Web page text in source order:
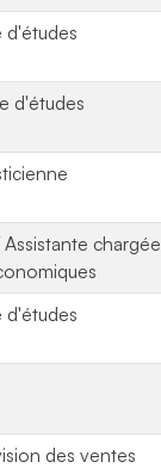
d'études
d'études
chargée
d'études
des ventes